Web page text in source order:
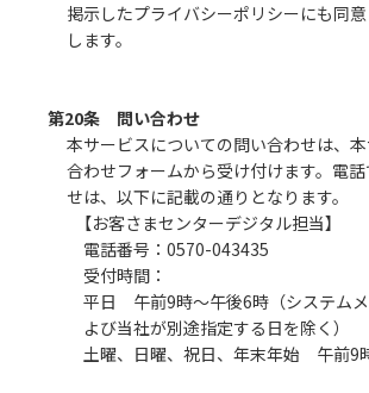
掲示したプライバシーポリシーにも同
します。
第20条 問い合わせ
本サービスについての問い合わせは、
合わせフォームから受け付けます。電
せは、以下に記載の通りとなります。
【お客さまセンターデジタル担当】
電話番号：0570-043435
受付時間：
平日 午前9時～午後6時（システム
よび当社が別途指定する日を除く）
土曜、日曜、祝日、年末年始 午前9